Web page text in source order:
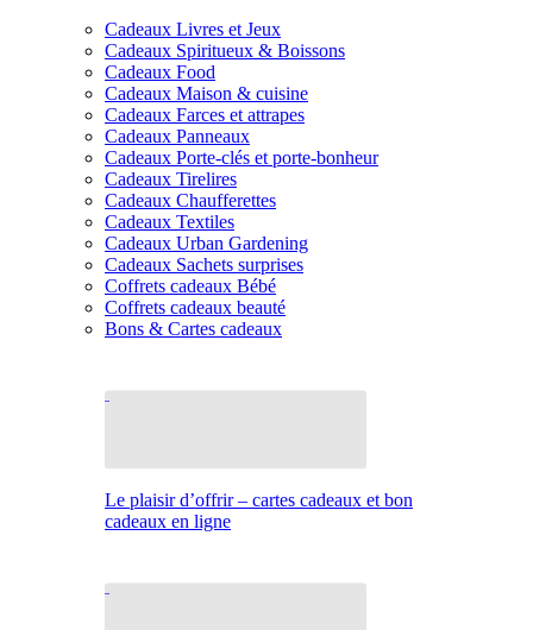
Cadeaux Livres et Jeux
Cadeaux Spiritueux & Boissons
Cadeaux Food
Cadeaux Maison & cuisine
Cadeaux Farces et attrapes
Cadeaux Panneaux
Cadeaux Porte-clés et porte-bonheur
Cadeaux Tirelires
Cadeaux Chaufferettes
Cadeaux Textiles
Cadeaux Urban Gardening
Cadeaux Sachets surprises
Coffrets cadeaux Bébé
Coffrets cadeaux beauté
Bons & Cartes cadeaux
Le plaisir d’offrir – cartes cadeaux et bon
cadeaux en ligne